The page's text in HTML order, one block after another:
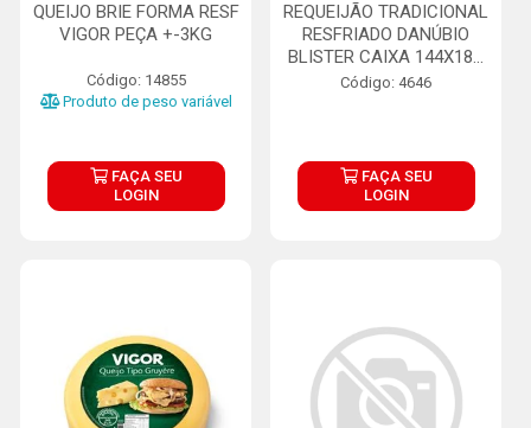
QUEIJO BRIE FORMA RESF
VIGOR PEÇA +-3KG
Código: 14855
Produto de peso variável
FAÇA SEU
LOGIN
REQUEIJÃO TRADICIONAL
RESFRIADO DANÚBIO
BLISTER CAIXA 144X18...
Código: 4646
FAÇA SEU
LOGIN